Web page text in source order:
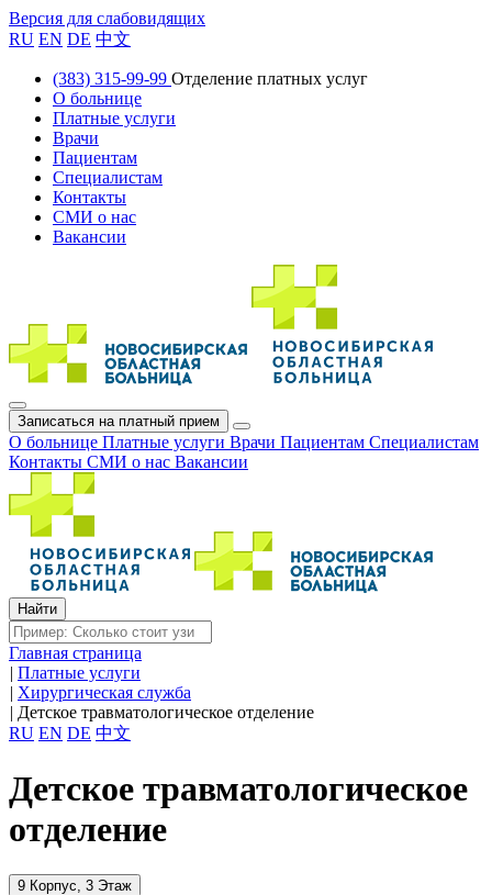
Версия для слабовидящих
RU EN DE 中文
(383) 315-99-99 Отделение платных услуг
О больнице
Платные услуги
Врачи
Пациентам
Специалистам
Контакты
СМИ о нас
Вакансии
Записаться на платный прием
О больнице Платные услуги Врачи Пациентам Специалистам
Контакты СМИ о нас Вакансии
Главная страница
| Платные услуги
| Хирургическая служба
| Детское травматологическое отделение
RU EN DE 中文
Детское травматологическое
отделение
9 Корпус, 3 Этаж